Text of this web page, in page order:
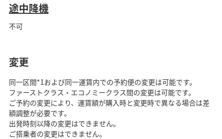
途中降機
不可
変更
同一区間*1および同一運賃内での予約便の変更は可能です。
ファーストクラス・エコノミークラス間の変更は可能です。
ご予約の変更により、運賃額が購入時と変更時で異なる場合は差
額調整が必要です。
出発時刻以降の変更はできません。
ご搭乗者の変更はできません。